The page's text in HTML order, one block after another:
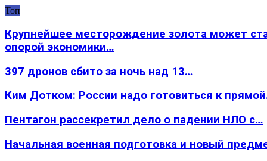
Топ
Крупнейшее месторождение золота может
опорой экономики…
397 дронов сбито за ночь над 13…
Ким Дотком: России надо готовиться к
Пентагон рассекретил дело о падении НЛО с…
Начальная военная подготовка и новый